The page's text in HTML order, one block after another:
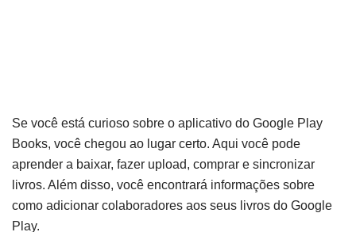
Se você está curioso sobre o aplicativo do Google Play
Books, você chegou ao lugar certo. Aqui você pode
aprender a baixar, fazer upload, comprar e sincronizar
livros. Além disso, você encontrará informações sobre
como adicionar colaboradores aos seus livros do Google
Play.